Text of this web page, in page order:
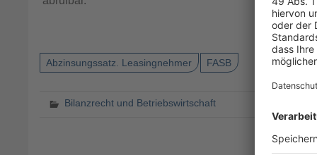
Abzinsungssatz. Leasingnehmer FASB
Bilanzrecht und Betriebswirtschaft